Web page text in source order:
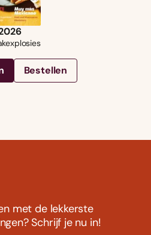
Bestellen
met de lekkerste
Schrijf je nu in!